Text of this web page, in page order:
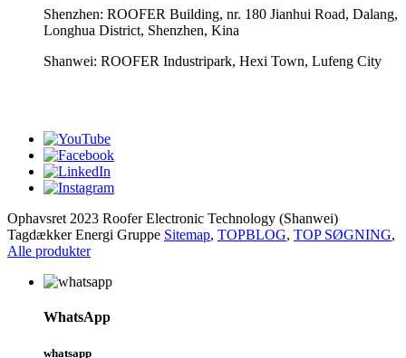
Shenzhen: ROOFER Building, nr. 180 Jianhui Road, Dalang,
Longhua District, Shenzhen, Kina
Shanwei: ROOFER Industripark, Hexi Town, Lufeng City
Ophavsret 2023 Roofer Electronic Technology (Shanwei)
Tagdækker Energi Gruppe Sitemap, TOPBLOG, TOP SØGNING,
Alle produkter
WhatsApp
whatsapp